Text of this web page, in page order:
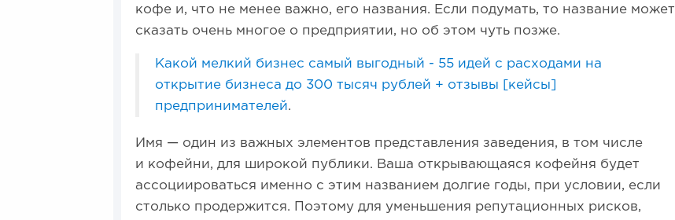
кофе и, что не менее важно, его названия. Если подумать, то название может
сказать очень многое о предприятии, но об этом чуть позже.
Какой мелкий бизнес самый выгодный - 55 идей с расходами на
открытие бизнеса до 300 тысяч рублей + отзывы [кейсы]
предпринимателей.
Имя — один из важных элементов представления заведения, в том числе
и кофейни, для широкой публики. Ваша открывающаяся кофейня будет
ассоциироваться именно с этим названием долгие годы, при условии, если
столько продержится. Поэтому для уменьшения репутационных рисков,